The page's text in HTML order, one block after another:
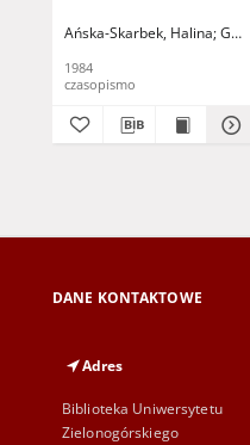
Ańska-Skarbek, Halina
1984
czasopismo
DANE KONTAKTOWE
Adres
Biblioteka Uniwersytetu
Zielonogórskiego